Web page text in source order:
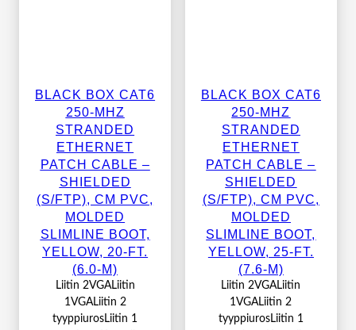
BLACK BOX CAT6
250-MHZ
STRANDED
ETHERNET
PATCH CABLE –
SHIELDED
(S/FTP), CM PVC,
MOLDED
SLIMLINE BOOT,
YELLOW, 20-FT.
(6.0-M)
Liitin 2VGALiitin
1VGALiitin 2
tyyppiurosLiitin 1
BLACK BOX CAT6
250-MHZ
STRANDED
ETHERNET
PATCH CABLE –
SHIELDED
(S/FTP), CM PVC,
MOLDED
SLIMLINE BOOT,
YELLOW, 25-FT.
(7.6-M)
Liitin 2VGALiitin
1VGALiitin 2
tyyppiurosLiitin 1